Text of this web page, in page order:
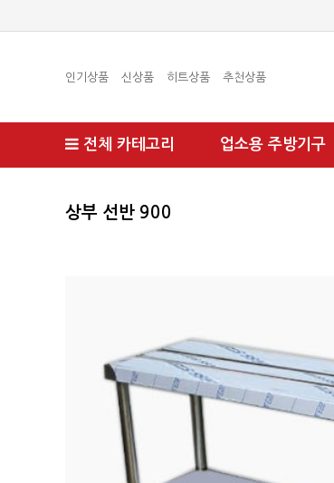
인기상품 신상품 히트상품 추천상품
전체 카테고리 업소용 주방기구
상부 선반 900